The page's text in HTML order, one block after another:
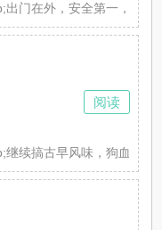
出门在外，安全第一，不
续搞古早风味，狗血老
阅读